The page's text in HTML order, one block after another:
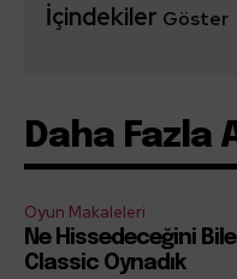
İçindekiler Göster
Daha Fazla
Oyun Makaleleri
Ne Hissedeceğini
Classic Oynadık